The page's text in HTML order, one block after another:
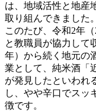
は、地域活性と地産
取り組んできました。
このたび、令和2年
と教職員が協力して
年）から続く地元の
業として、純米酒「
が発見したといわれ
し、やや辛口でスッ
徴です。